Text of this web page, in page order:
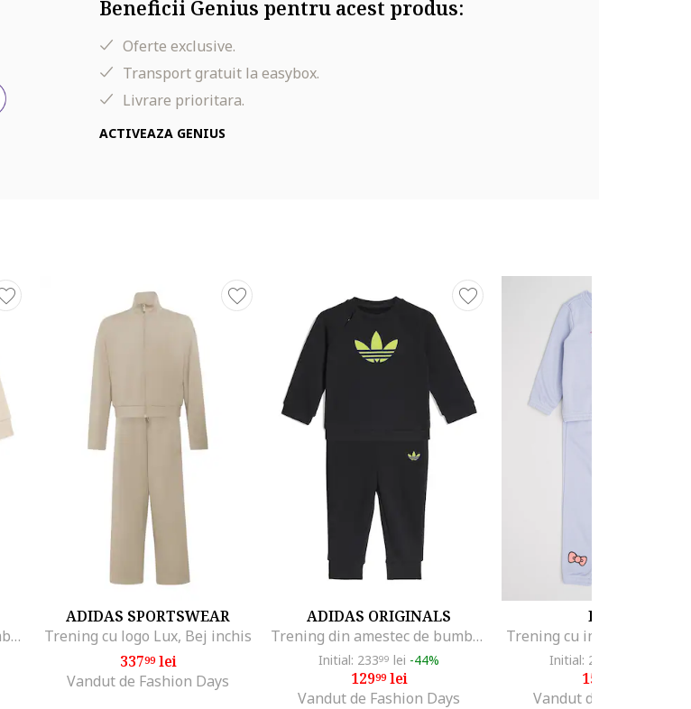
Beneficii Genius pentru acest produs:
Oferte exclusive.
Transport gratuit la easybox.
Livrare prioritara.
ACTIVEAZA GENIUS
Trening din amestec de bumbac cu buzunar cargo, Alb/Crem
ADIDAS SPORTSWEAR
Trening cu logo Lux, Bej inchis
33799lei
Vandut de Fashion Days
ADIDAS ORIGINALS
Trening din amestec de bumbac, Negru/Verde lime
Initial: 23399 lei -44%
12999lei
Vandut de Fashion Days
PUMA
Trening cu imprimeu logo,
Initial: 231
154
Vandut de MODIVO SA